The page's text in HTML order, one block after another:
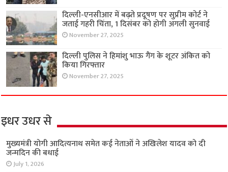
दिल्ली-एनसीआर में बढ़ते प्रदूषण पर सुप्रीम कोर्ट ने
जताई गहरी चिंता, 1 दिसंबर को होगी अगली सुनवाई
November 27, 2025
दिल्ली पुलिस ने हिमांशु भाऊ गैंग के शूटर अंकित को
किया गिरफ्तार
November 27, 2025
इधर उधर से
मुख्यमंत्री योगी आदित्यनाथ समेत कई नेताओं ने अखिलेश यादव को दी
जन्मदिन की बधाई
July 1, 2026